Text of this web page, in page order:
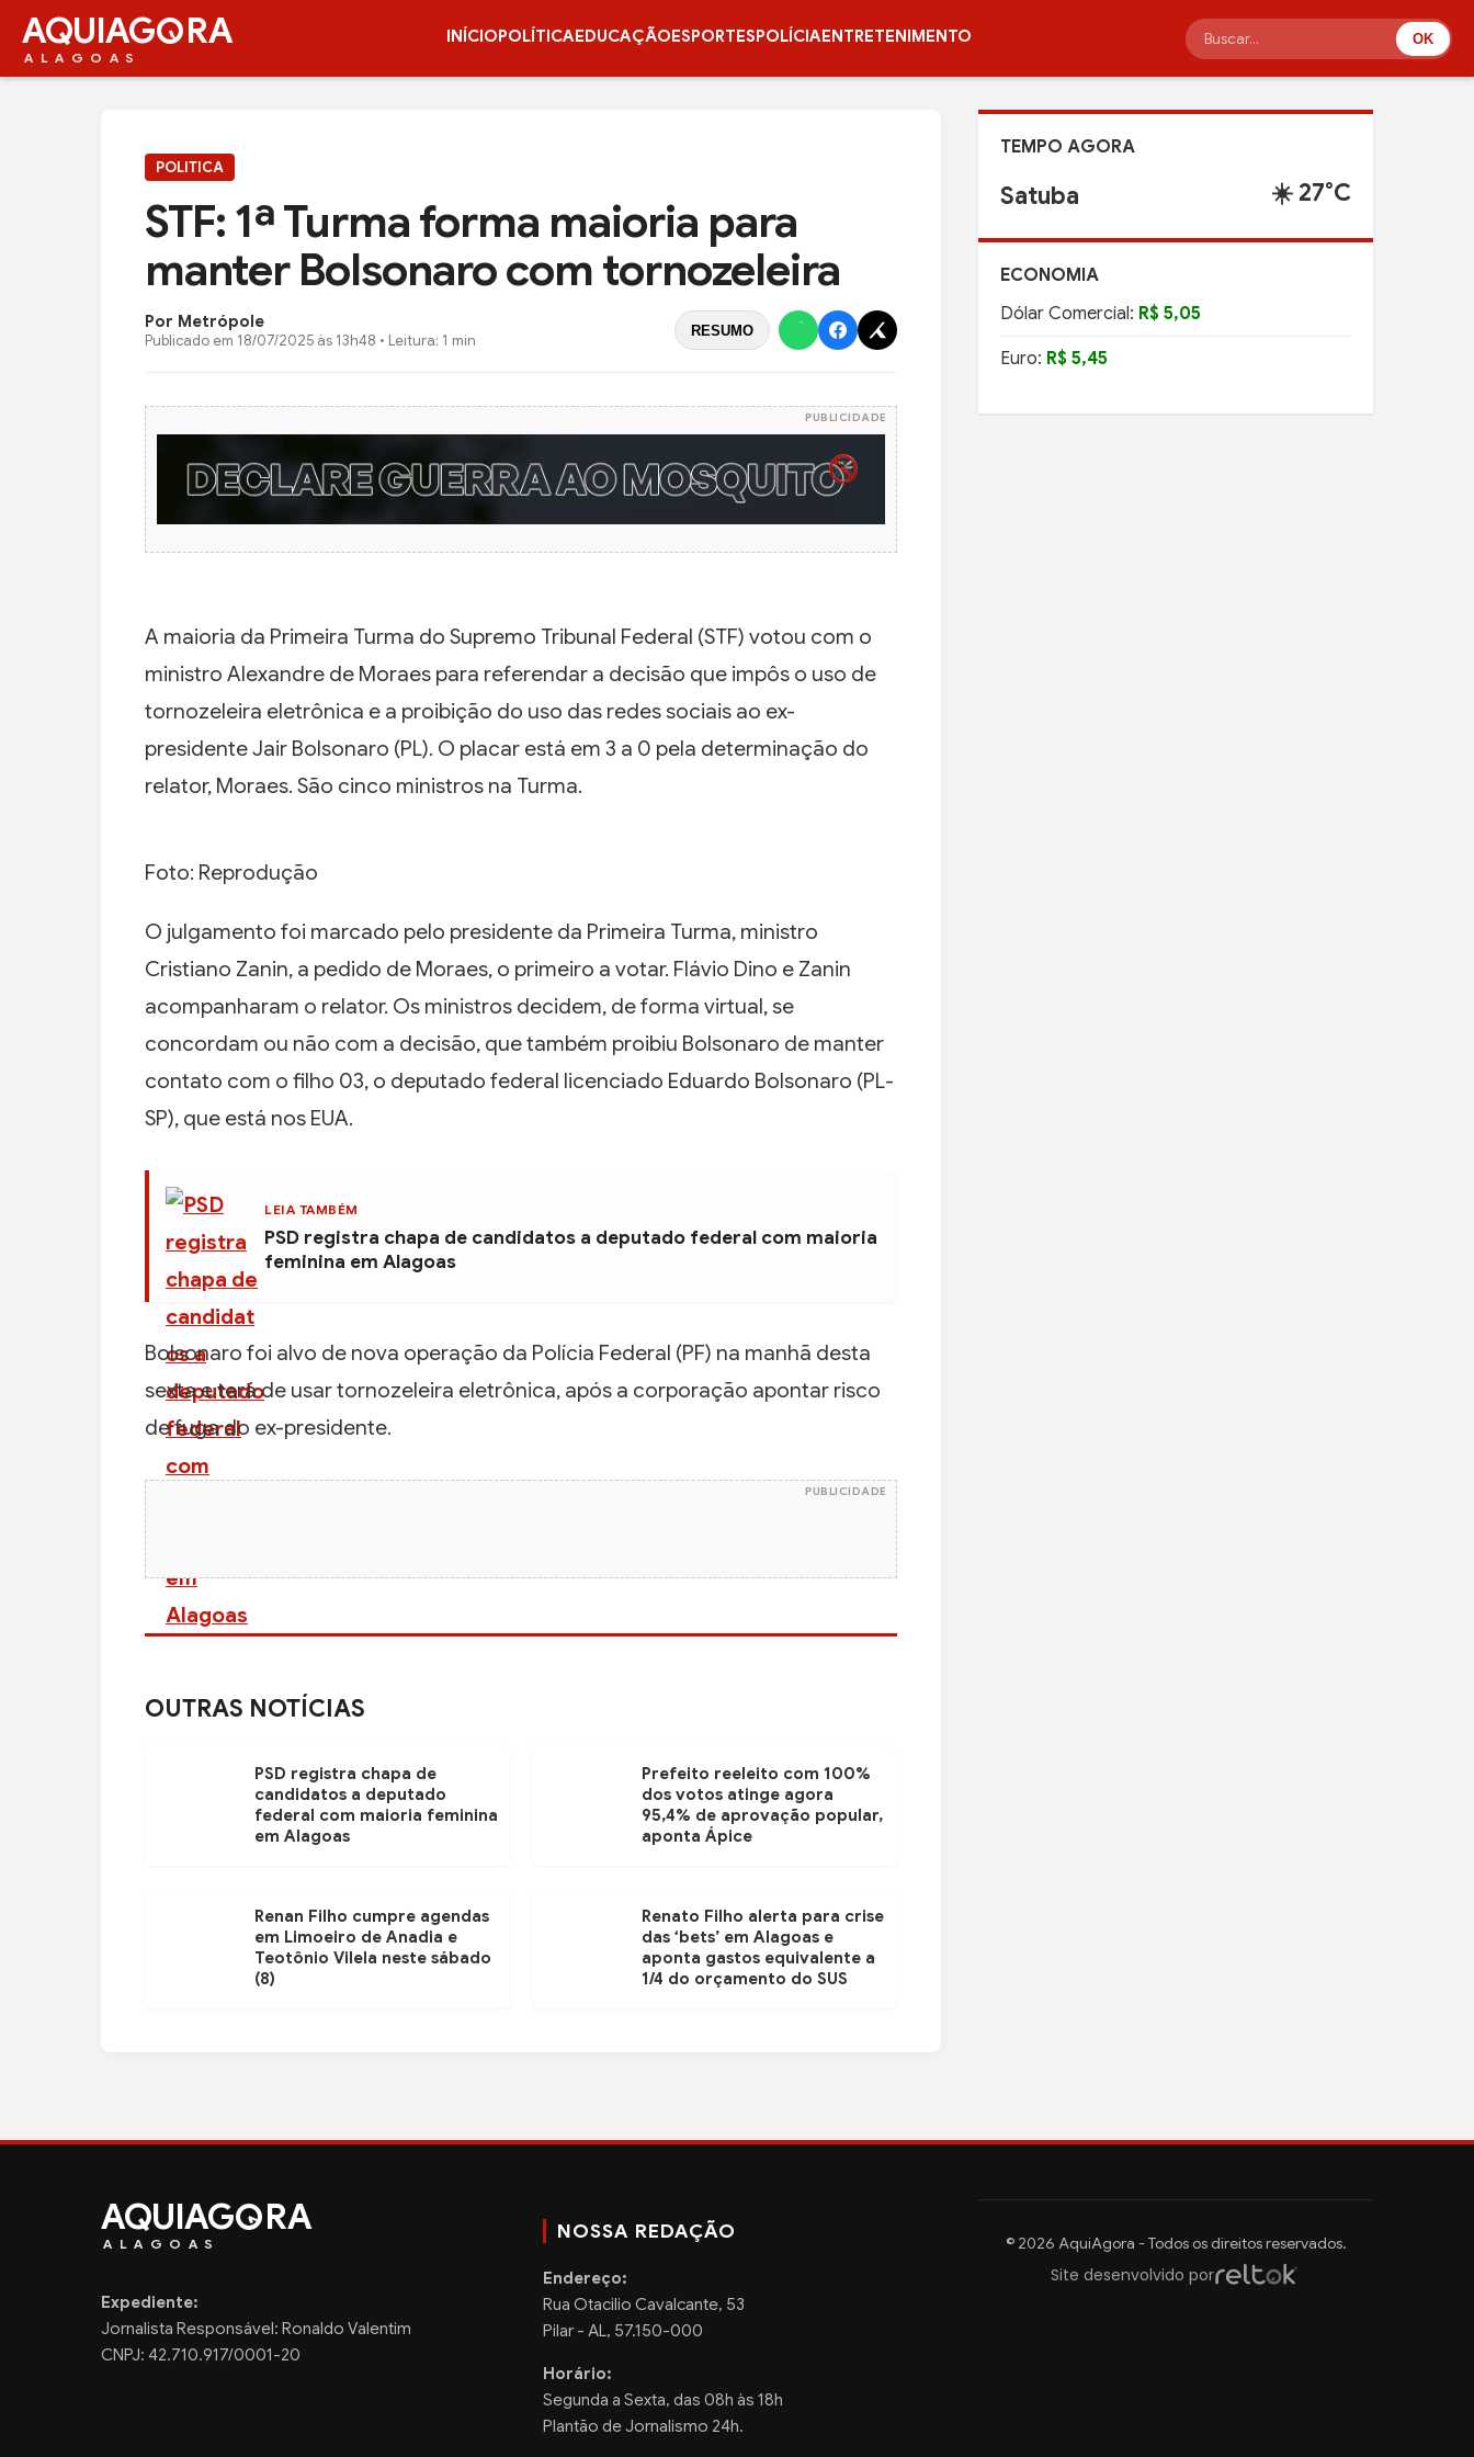
AQUIAG RA
ALAGOAS
INÍCIOPOLÍTICAEDUCAÇÃOESPORTESPOLÍCIAENTRETENIMENTO OK
POLITICA
STF: 1ª Turma forma maioria para
manter Bolsonaro com tornozeleira
Por Metrópole
Publicado em 18/07/2025 às 13h48 • Leitura: 1 min
RESUMO
PUBLICIDADE
A maioria da Primeira Turma do Supremo Tribunal Federal (STF) votou com o
ministro Alexandre de Moraes para referendar a decisão que impôs o uso de
tornozeleira eletrônica e a proibição do uso das redes sociais ao ex-
presidente Jair Bolsonaro (PL). O placar está em 3 a 0 pela determinação do
relator, Moraes. São cinco ministros na Turma.
Foto: Reprodução
O julgamento foi marcado pelo presidente da Primeira Turma, ministro
Cristiano Zanin, a pedido de Moraes, o primeiro a votar. Flávio Dino e Zanin
acompanharam o relator. Os ministros decidem, de forma virtual, se
concordam ou não com a decisão, que também proibiu Bolsonaro de manter
contato com o filho 03, o deputado federal licenciado Eduardo Bolsonaro (PL-
SP), que está nos EUA.
LEIA TAMBÉM
PSD registra chapa de candidatos a deputado federal com maioria
feminina em Alagoas
Bolsonaro foi alvo de nova operação da Polícia Federal (PF) na manhã desta
sexta e terá de usar tornozeleira eletrônica, após a corporação apontar risco
de fuga do ex-presidente.
PUBLICIDADE
OUTRAS NOTÍCIAS
PSD registra chapa de
candidatos a deputado
federal com maioria feminina
em Alagoas
Prefeito reeleito com 100%
dos votos atinge agora
95,4% de aprovação popular,
aponta Ápice
Renan Filho cumpre agendas
em Limoeiro de Anadia e
Teotônio Vilela neste sábado
(8)
Renato Filho alerta para crise
das ‘bets’ em Alagoas e
aponta gastos equivalente a
1/4 do orçamento do SUS
TEMPO AGORA
Satuba ☀️ 27°C
ECONOMIA
Dólar Comercial: R$ 5,05
Euro: R$ 5,45
AQUIAG RA
ALAGOAS
Expediente:
Jornalista Responsável: Ronaldo Valentim
CNPJ: 42.710.917/0001-20
NOSSA REDAÇÃO
Endereço:
Rua Otacilio Cavalcante, 53
Pilar - AL, 57.150-000
Horário:
Segunda a Sexta, das 08h às 18h
Plantão de Jornalismo 24h.
© 2026 AquiAgora - Todos os direitos reservados.
Site desenvolvido por